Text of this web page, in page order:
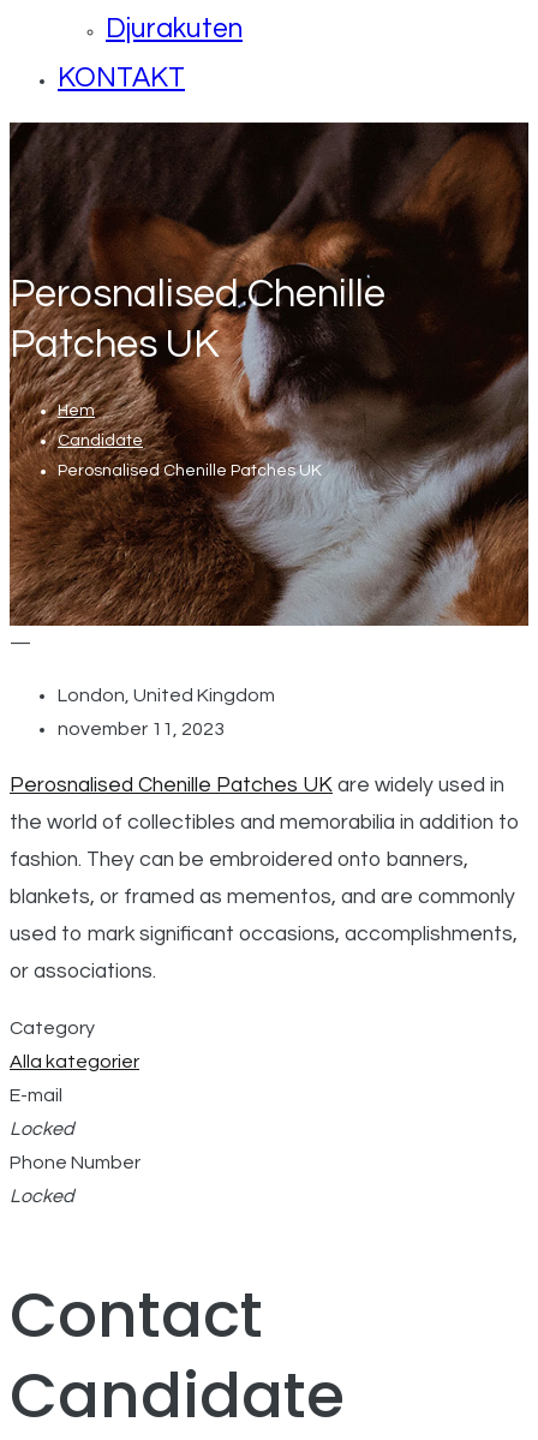
Djurakuten
KONTAKT
Perosnalised Chenille
Patches UK
Hem
Candidate
Perosnalised Chenille Patches UK
—
London, United Kingdom
november 11, 2023
Perosnalised Chenille Patches UK are widely used in
the world of collectibles and memorabilia in addition to
fashion. They can be embroidered onto banners,
blankets, or framed as mementos, and are commonly
used to marksignificant occasions, accomplishments,
or associations.
Category
Alla kategorier
E-mail
Locked
Phone Number
Locked
Contact
Candidate